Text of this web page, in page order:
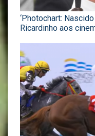
‘Photochart:
Ricardinho aos